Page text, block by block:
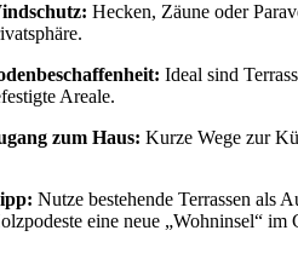
Hecken, Zäune oder
Ideal sind
Areale.
zum Haus: Kurze Wege zur
Nutze bestehende Terrassen als
eine neue „Wohninsel“ im